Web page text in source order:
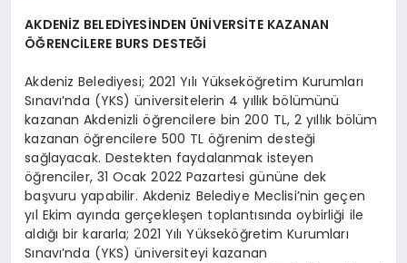
AKDENİZ BELEDİYESİNDEN ÜNİVERSİTE KAZANAN
ÖĞRENCİLERE BURS DESTEĞİ
Akdeniz Belediyesi; 2021 Yılı Yükseköğretim Kurumları
Sınavı’nda (YKS) üniversitelerin 4 yıllık bölümünü
kazanan Akdenizli öğrencilere bin 200 TL, 2 yıllık bölüm
kazanan öğrencilere 500 TL öğrenim desteği
sağlayacak. Destekten faydalanmak isteyen
öğrenciler, 31 Ocak 2022 Pazartesi gününe dek
başvuru yapabilir. Akdeniz Belediye Meclisi’nin geçen
yıl Ekim ayında gerçekleşen toplantısında oybirliği ile
aldığı bir kararla; 2021 Yılı Yükseköğretim Kurumları
Sınavı’nda (YKS) üniversiteyi kazanan